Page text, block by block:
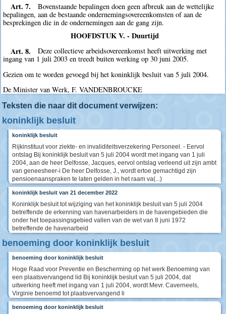
Art. 7.
Bovenstaande bepalingen doen geen afbreuk aan de wettelijke
bepalingen, aan de bestaande ondernemingsovereenkomsten of aan de
besprekingen die in de ondernemingen aan de gang zijn.
HOOFDSTUK V. - Duurtijd
Art. 8.
Deze collectieve arbeidsovereenkomst heeft uitwerking met
ingang van 1 juli 2003 en treedt buiten werking op 30 juni 2005.
Gezien om te worden gevoegd bij het koninklijk besluit van 5 juli 2004.
De Minister van Werk, F. VANDENBROUCKE
Teksten die naar dit document verwijzen:
koninklijk besluit
koninklijk besluit
Rijkinstituut voor ziekte- en invaliditeitsverzekering Personeel. - Eervol
ontslag Bij koninklijk besluit van 5 juli 2004 wordt met ingang van 1 juli
2004, aan de heer Delfosse, Jacques, eervol ontslag verleend uit zijn ambt
van geneesheer-i De heer Delfosse, J., wordt ertoe gemachtigd zijn
pensioenaanspraken te laten gelden in het raam va(...)
koninklijk besluit van 21 december 2022
Koninklijk besluit tot wijziging van het koninklijk besluit van 5 juli 2004
betreffende de erkenning van havenarbeiders in de havengebieden die
onder het toepassingsgebied vallen van de wet van 8 juni 1972
betreffende de havenarbeid
benoeming door koninklijk besluit
benoeming door koninklijk besluit
Hoge Raad voor Preventie en Bescherming op het werk Benoeming van
een plaatsvervangend lid Bij koninklijk besluit van 5 juli 2004, dat
uitwerking heeft met ingang van 1 juli 2004, wordt Mevr. Caverneels,
Virginie benoemd tot plaatsvervangend li
benoeming door koninklijk besluit